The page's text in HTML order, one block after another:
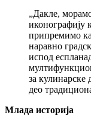
„Дакле,
иконографију
припремимо
наравно
испод
за кулинарске
део
Млада историја